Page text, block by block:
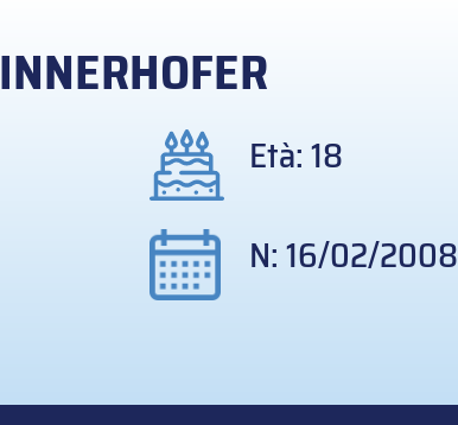
INNERHOFER
Età: 18
N: 16/02/2008